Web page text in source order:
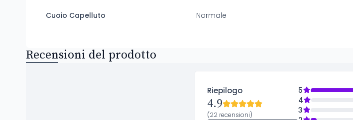
Cuoio Capelluto Normale
Recensioni del prodotto
Riepilogo
4.9
(22 recensioni)
5
4
3